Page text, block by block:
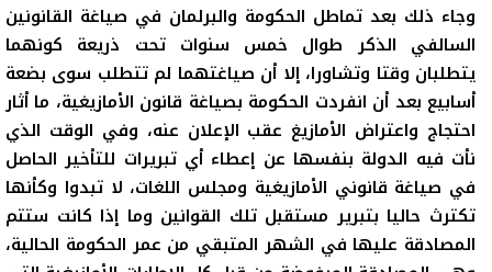
وجاء ذلك بعد تماطل الحكومة والبرلمان في صياغة القانونين
السالفي الذكر طوال خمس سنوات تحت ذريعة كونهما
يتطلبان وقتا وتشاورا، إلا أن صياغتهما لم تتطلب سوى بضعة
أسابيع بعد أن انفردت الحكومة بصياغة قانون الأمازيغية، ما أثار
احتجاج واعتراض الأمازيغ عقب الإعلان عنه، وفي الوقت الذي
نأت فيه الدولة بنفسها عن إعطاء أي تبريرات للتأخير الحاصل
في صياغة قانوني الأمازيغية ومجلس اللغات، لا تبدوا وكأنها
تكترث حاليا بتبرير مستقبل تلك القوانين وما إذا كانت ستتم
المصادقة عليها في الشهر المتبقي من عمر الحكومة الحالية،